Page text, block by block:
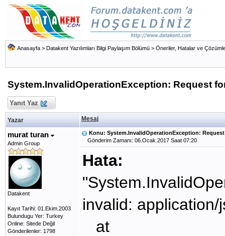
Anasayfa > Datakent Yazılımları Bilgi Paylaşım Bölümü > Öneriler, Hatalar ve
System.InvalidOperationException: Request
Yanıt Yaz
Yazar Mesaj
murat turan
Admin Group
Datakent
Kayıt Tarihi: 01.Ekim.2003
Bulundugu Yer: Turkey
Online: Sitede Değil
Gönderilenler: 1798
Konu: System.InvalidOperationException:
Gönderim Zamanı: 06.Ocak.2017 Saat 07:20
Hata:
invalid:
at